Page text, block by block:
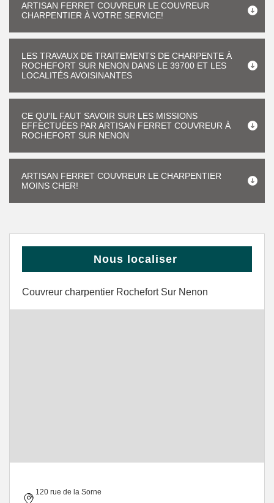
ARTISAN FERRET COUVREUR LE COUVREUR
CHARPENTIER À VOTRE SERVICE!
LES TRAVAUX DE TRAITEMENTS DE CHARPENTE À
ROCHEFORT SUR NENON DANS LE 39700 ET LES
LOCALITÉS AVOISINANTES
CE QU'IL FAUT SAVOIR SUR LES MISSIONS
EFFECTUÉES PAR ARTISAN FERRET COUVREUR À
ROCHEFORT SUR NENON
ARTISAN FERRET COUVREUR LE CHARPENTIER
MOINS CHER!
Nous localiser
Couvreur charpentier Rochefort Sur Nenon
120 rue de la Sorne